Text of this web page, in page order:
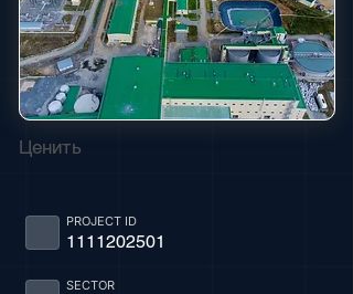
Ценить
1111202501
PROJECT ID
SECTOR